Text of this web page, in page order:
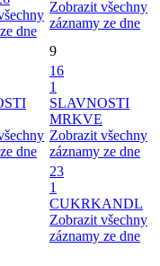
dne
Zobrazit všechny
záznamy ze dne
9
dne
16
1
SLAVNOSTI
MRKVE
Zobrazit všechny
záznamy ze dne
23
1
CUKRKANDL
Zobrazit všechny
záznamy ze dne